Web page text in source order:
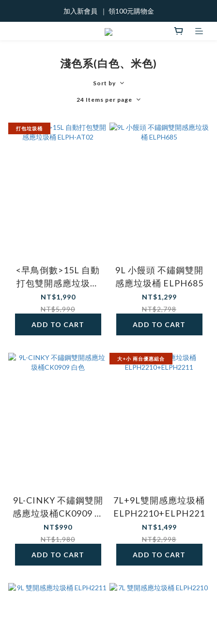
加入新會員  ｜ 領100元購物金
加入新會員  ｜ 領100元購物金
888優惠劵!
淺色系(白色、米色)
Sort by
24 Items per page
打包垃圾桶
<早鳥倒數>15L 自動
打包雙開感應垃圾桶
ELPH-AT02
NT$1,990
NT$5,990
ADD TO CART
9L 小饅頭 不鏽鋼雙開
感應垃圾桶 ELPH685
NT$1,299
NT$2,798
ADD TO CART
9L-CINKY 不鏽鋼雙開
感應垃圾桶CK0909 白
色
NT$990
NT$1,980
ADD TO CART
大+小 兩台優惠組合
7L+9L雙開感應垃圾桶
ELPH2210+ELPH2211
NT$1,499
NT$2,998
ADD TO CART